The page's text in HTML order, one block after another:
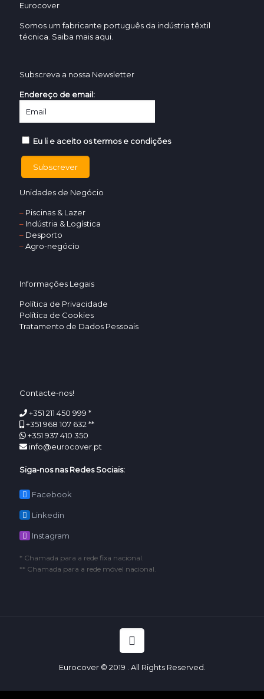
Eurocover
Somos um fabricante português da indústria têxtil
técnica. Saiba mais aqui.
Subscreva a nossa Newsletter
Endereço de email:
Eu li e aceito os termos e condições
Unidades de Negócio
– Piscinas & Lazer
– Indústria & Logística
– Desporto
–Agro-negócio
Informações Legais
Política de Privacidade
Política de Cookies
Tratamento de Dados Pessoais
Contacte-nos!
+351 211 450 999 *
+351 968 107 632 **
+351 937 410 350
info@eurocover.pt
Siga-nos nas Redes Sociais:
Facebook
Linkedin
Instagram
* Chamada para a rede fixa nacional.
** Chamada para a rede móvel nacional.
Eurocover © 2019 . All Rights Reserved.